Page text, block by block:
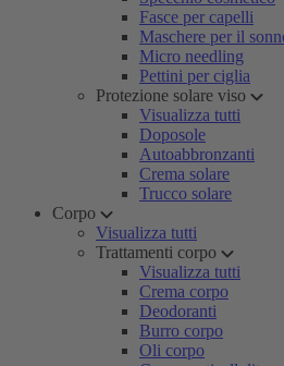
Fasce per capelli
Maschere per il
Micro needling
Pettini per ciglia
Protezione solare viso
Visualizza tutti
Doposole
Autoabbronzanti
Crema solare
Trucco solare
Corpo
Visualizza tutti
Trattamenti corpo
Visualizza tutti
Crema corpo
Deodoranti
Burro corpo
Oli corpo